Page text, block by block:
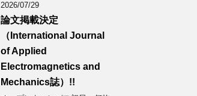
2026/07/29
論文掲載決定
（International Journal
of Applied
Electromagnetics and
Mechanics誌）!!